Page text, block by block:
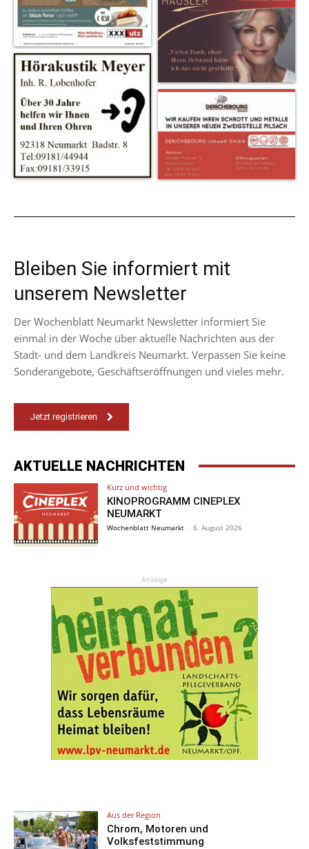
Bleiben Sie informiert mit
unserem Newsletter
Der Wochenblatt Neumarkt Newsletter informiert Sie
einmal in der Woche über aktuelle Nachrichten aus der
Stadt- und dem Landkreis Neumarkt. Verpassen Sie keine
Sonderangebote, Geschäftseröffnungen und vieles mehr.
Jetzt registrieren
AKTUELLE NACHRICHTEN
Kurz und wichtig
KINOPROGRAMM CINEPLEX
NEUMARKT
Wochenblatt Neumarkt - 6. August 2026
Anzeige
Aus der Region
Chrom, Motoren und
Volksfeststimmung